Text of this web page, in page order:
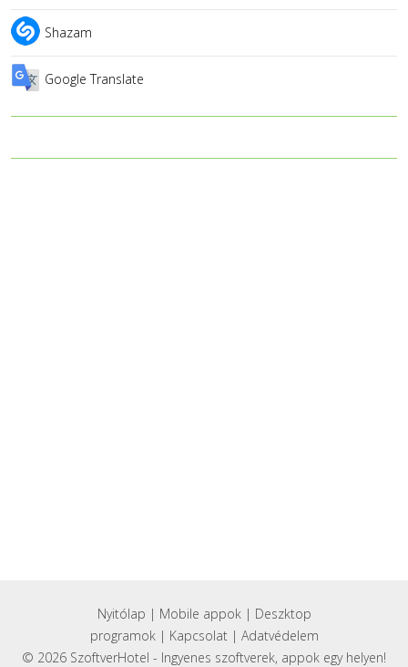
Shazam
Google Translate
Nyitólap | Mobile appok| Deszktop
programok| Kapcsolat| Adatvédelem
© 2026 SzoftverHotel - Ingyenes szoftverek, appok egy helyen!